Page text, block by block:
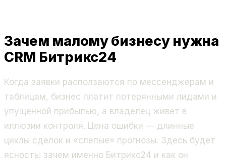
Зачем малому бизнесу нужна
CRM Битрикс24
Когда заявки расползаются по мессенджерам и
таблицам, бизнес платит потерянными лидами и
упущенной прибылью, а владелец живет в
иллюзии контроля. Цена ошибки — длинные
циклы сделок и «слепые» прогнозы. Здесь будет
ясность: зачем именно Битрикс24 и как он